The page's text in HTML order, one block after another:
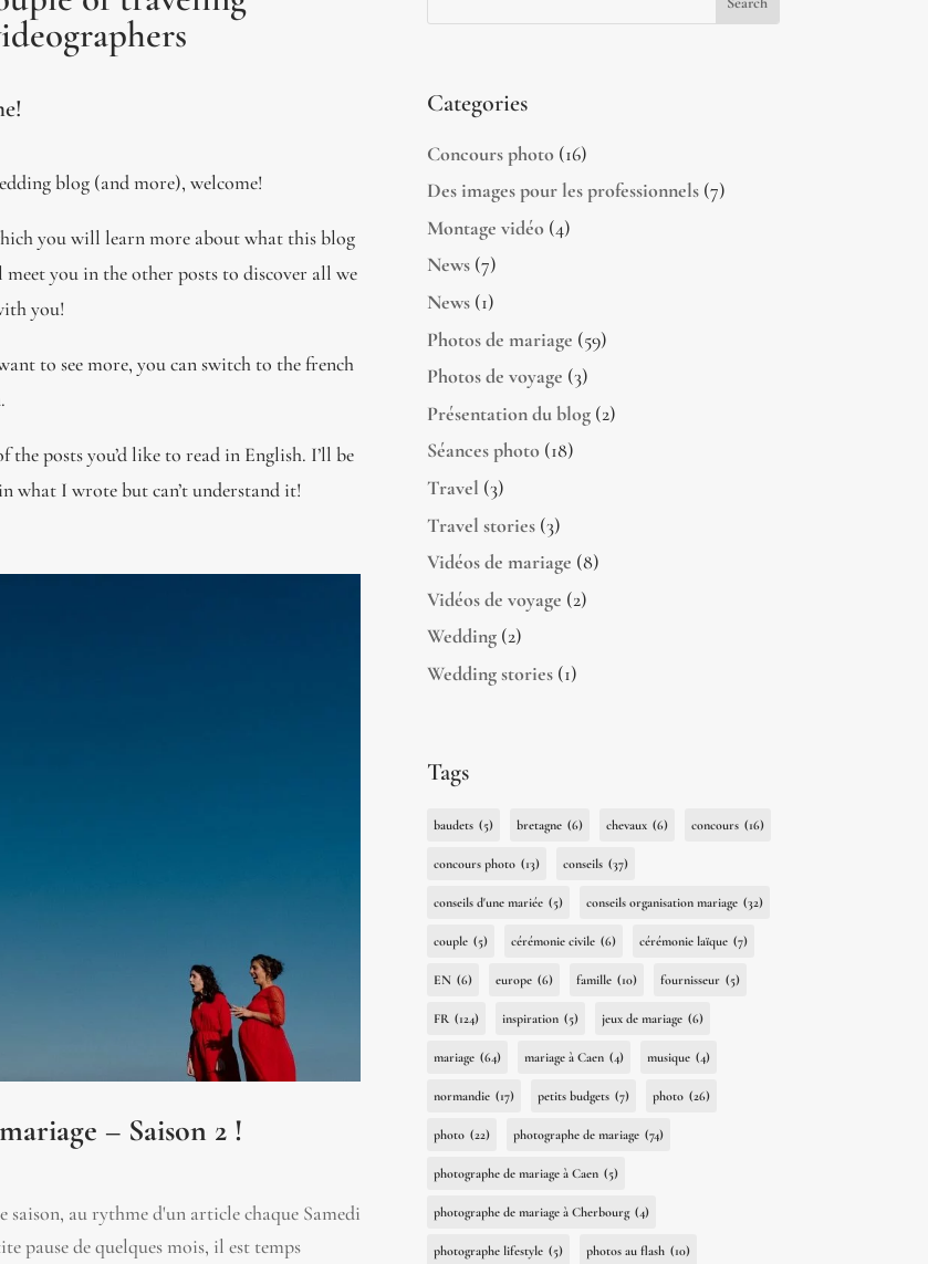
blog (and more), welcome!
you will learn more about what this blog
you in the other posts to discover all we
you!
to see more, you can switch to the french
posts you’d like to read in English. I’ll be
what I wrote but can’t understand it!
– Saison 2 !
saison, au rythme d'un article chaque Samedi
pause de quelques mois, il est temps
Categories
Concours photo(16)
Des images pour les professionnels(7)
Montage vidéo(4)
News(7)
News(1)
Photos de mariage (59)
Photos de voyage (3)
Présentation du blog(2)
Séances photo(18)
Travel (3)
Travel stories(3)
Vidéos de mariage (8)
Vidéos de voyage (2)
Wedding(2)
Wedding stories(1)
Tags
baudets (5) bretagne (6) chevaux (6) concours (16)
concours photo (13) conseils (37)
conseils d'une mariée (5) conseils organisation mariage (32)
couple (5) cérémonie civile (6) cérémonie laïque (7)
EN (6) europe (6) famille (10) fournisseur (5)
FR (124) inspiration (5) jeux de mariage (6)
mariage (64) mariage à Caen (4) musique (4)
normandie (17) petits budgets (7) photo (26)
photo (22) photographe de mariage (74)
photographe de mariage à Caen (5)
photographe de mariage à Cherbourg (4)
photographe lifestyle (5) photos au flash (10)